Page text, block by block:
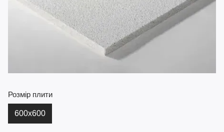
Розмір плити
600х600